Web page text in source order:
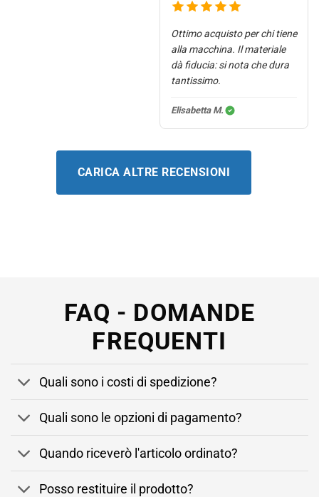
Ottimo acquisto per chi tiene
alla macchina. Il materiale
dà fiducia: si nota che dura
tantissimo.
Elisabetta M.
CARICA ALTRE RECENSIONI
FAQ - DOMANDE
FREQUENTI
Quali sono i costi di spedizione?
Quali sono le opzioni di pagamento?
Quando riceverò l'articolo ordinato?
Posso restituire il prodotto?